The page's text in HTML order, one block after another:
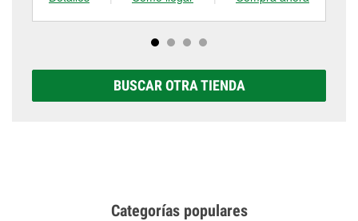
BUSCAR OTRA TIENDA
Categorías populares